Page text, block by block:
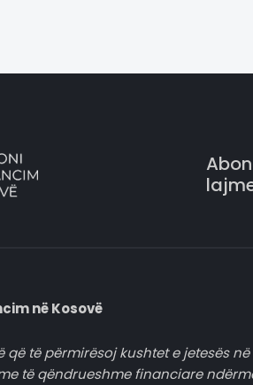
në Kosovë
që të përmirësoj kushtet e jetesës në
të qëndrueshme financiare